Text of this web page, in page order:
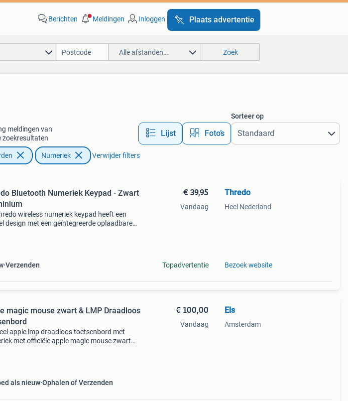
Berichten Meldingen Inloggen Plaats advertentie
Alle afstanden… Zoek
meldingen van
zoekresultaten
Lijst Foto’s
Sorteer op
Numeriek Verwijder filters
Bluetooth Numeriek Keypad - Zwart
wireless numeriek keypad heeft een
design met een geïntegreerde oplaadbare
Verzenden
€ 39,95
Vandaag
Topadvertentie
Thredo
Heel Nederland
Bezoek website
magic mouse zwart & LMP Draadloos
apple lmp draadloos toetsenbord met
met officiële apple magic mouse zwart
als nieuw Ophalen of Verzenden
€ 100,00
Vandaag
Els
Amsterdam